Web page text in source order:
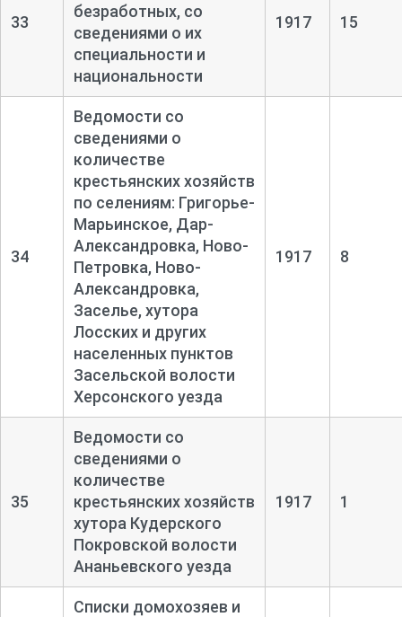
33
безработных, со
сведениями о их
специальности и
национальности
1917 15
34
Ведомости со
сведениями о
количестве
крестьянских хозяйств
по селениям: Григорье-
Марьинское, Дар-
Александровка, Ново-
Петровка, Ново-
Александровка,
Заселье, хутора
Лосских и других
населенных пунктов
Засельской волости
Херсонского уезда
1917 8
35
Ведомости со
сведениями о
количестве
крестьянских хозяйств
хутора Кудерского
Покровской волости
Ананьевского уезда
1917 1
Списки домохозяев и